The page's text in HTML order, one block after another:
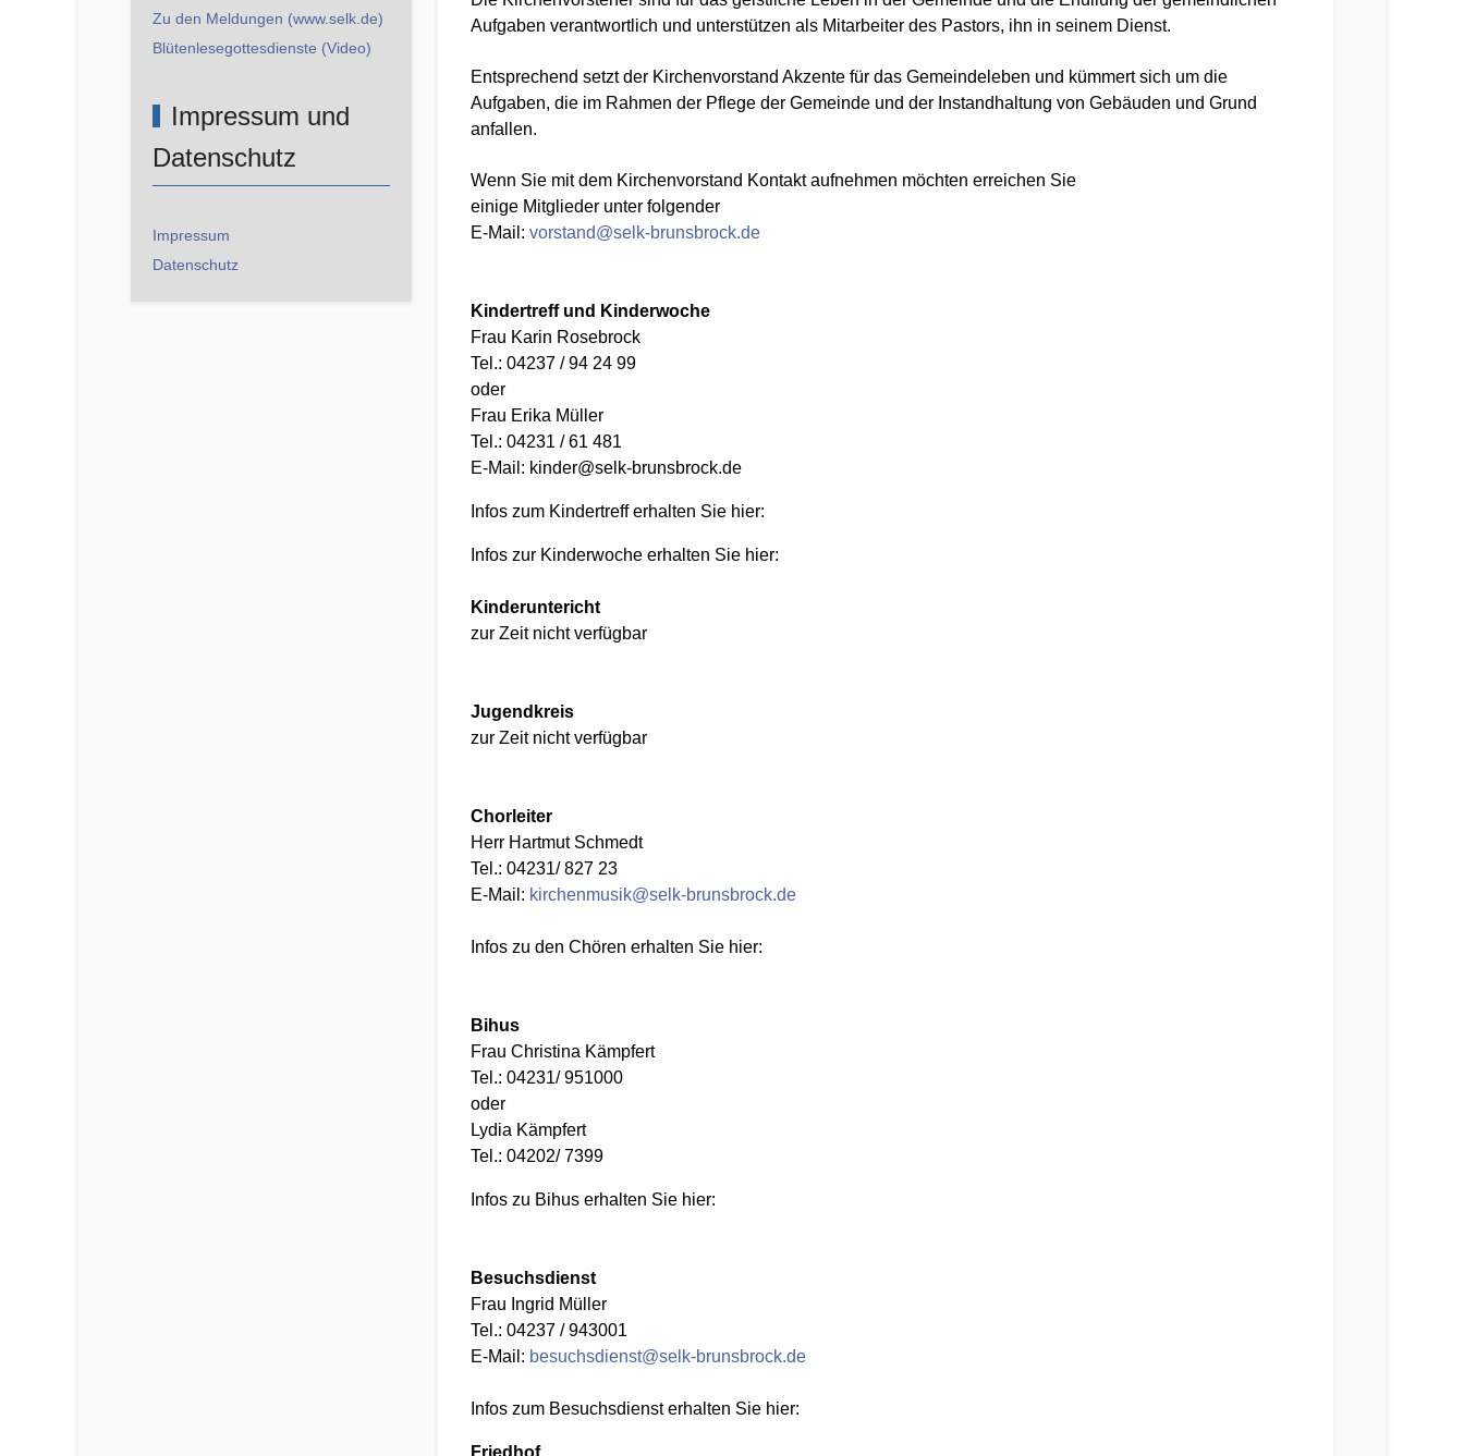
Zu den Meldungen (www.selk.de)
Blütenlesegottesdienste (Video)
Impressum und
Datenschutz
Impressum
Datenschutz
Aufgaben verantwortlich und unterstützen als Mitarbeiter des Pastors, ihn in seinem Dienst.
Entsprechend setzt der Kirchenvorstand Akzente für das Gemeindeleben und kümmert sich um die
Aufgaben, die im Rahmen der Pflege der Gemeinde und der Instandhaltung von Gebäuden und Grund
anfallen.
Wenn Sie mit dem Kirchenvorstand Kontakt aufnehmen möchten erreichen Sie
einige Mitglieder unter folgender
E-Mail: vorstand@selk-brunsbrock.de
Kindertreff und Kinderwoche
Frau Karin Rosebrock
Tel.: 04237 / 94 24 99
oder
Frau Erika Müller
Tel.: 04231 / 61 481
E-Mail: kinder@selk-brunsbrock.de
Infos zum Kindertreff erhalten Sie hier:
Infos zur Kinderwoche erhalten Sie hier:
Kinderuntericht
zur Zeit nicht verfügbar
Jugendkreis
zur Zeit nicht verfügbar
Chorleiter
Herr Hartmut Schmedt
Tel.: 04231/ 827 23
E-Mail: kirchenmusik@selk-brunsbrock.de
Infos zu den Chören erhalten Sie hier:
Bihus
Frau Christina Kämpfert
Tel.: 04231/ 951000
oder
Lydia Kämpfert
Tel.: 04202/ 7399
Infos zu Bihus erhalten Sie hier:
Besuchsdienst
Frau Ingrid Müller
Tel.: 04237 / 943001
E-Mail: besuchsdienst@selk-brunsbrock.de
Infos zum Besuchsdienst erhalten Sie hier:
Friedhof